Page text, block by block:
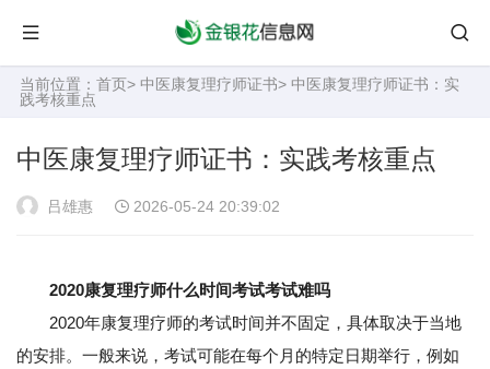
当前位置： 首页> 中医康复理疗师证书> 中医康复理疗师证书：实
践考核重点
中医康复理疗师证书：实践考核重点
吕雄惠 2026-05-24 20:39:02
2020康复理疗师什么时间考试考试难吗
2020年康复理疗师的考试时间并不固定，具体取决于当地
的安排。一般来说，考试可能在每个月的特定日期举行，例如